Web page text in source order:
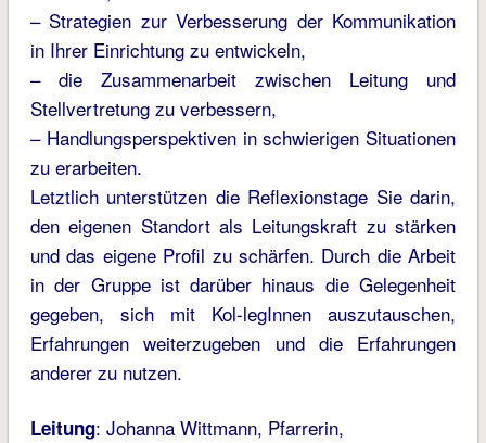
– Strategien zur Verbesserung der Kommunikation
in Ihrer Einrichtung zu entwickeln,
– die Zusammenarbeit zwischen Leitung und
Stellvertretung zu verbessern,
– Handlungsperspektiven in schwierigen Situationen
zu erarbeiten.
Letztlich unterstützen die Reflexionstage Sie darin,
den eigenen Standort als Leitungskraft zu stärken
und das eigene Profil zu schärfen. Durch die Arbeit
in der Gruppe ist darüber hinaus die Gelegenheit
gegeben, sich mit Kol-legInnen auszutauschen,
Erfahrungen weiterzugeben und die Erfahrungen
anderer zu nutzen.
Leitung: Johanna Wittmann, Pfarrerin,